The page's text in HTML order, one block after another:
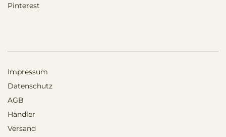
Impressum
Datenschutz
AGB
Händler
Versand
Pinterest